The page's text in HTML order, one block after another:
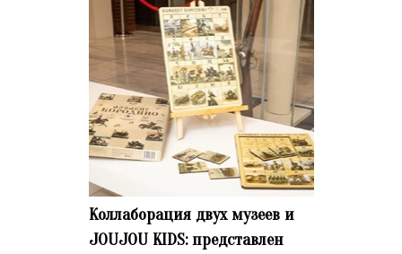
Коллаборация двух музеев и
JOUJOU KIDS: представлен